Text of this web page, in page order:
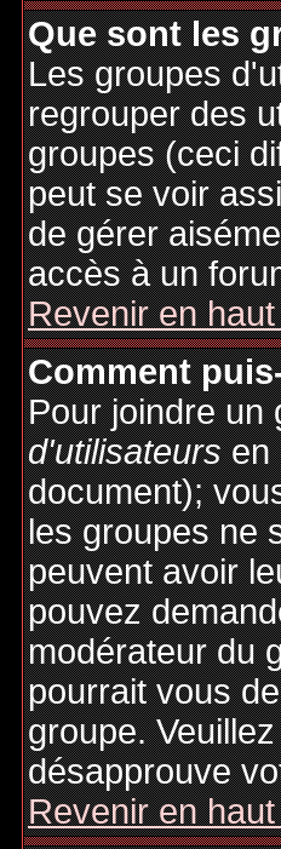
Que sont les
Les groupes
regrouper des
groupes (ceci
peut se voir
de gérer
accès à un
Revenir en
Comment
Pour joindre un
d'utilisateursen
document);
les groupes ne
peuvent avoir
pouvez
modérateur du
pourrait vous
groupe.
désapprouve
Revenir en